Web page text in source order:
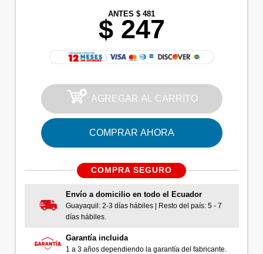
ANTES $ 481
$ 247
AGREGAR AL CARRITO
COMPRAR AHORA
COMPRA SEGURO
Envío a domicilio en todo el Ecuador
Guayaquil: 2-3 días hábiles | Resto del país: 5 - 7
días hábiles.
Garantía incluida
1 a 3 años dependiendo la garantía del fabricante.